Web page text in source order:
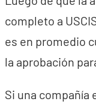
completo a
es en promedio
la aprobación
Si una compañía